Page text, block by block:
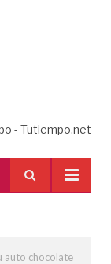
- Tutiempo.net
auto chocolate